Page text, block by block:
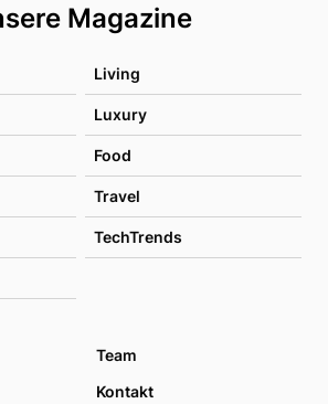
Magazine
Living
Luxury
Food
Travel
TechTrends
Team
Kontakt